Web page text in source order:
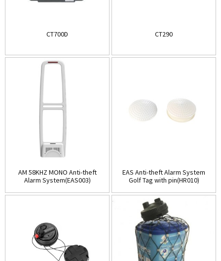
CT700D CT290
AM 58KHZ MONO Anti-theft
Alarm System(EAS003)
EAS Anti-theft Alarm System
Golf Tag with pin(HR010)